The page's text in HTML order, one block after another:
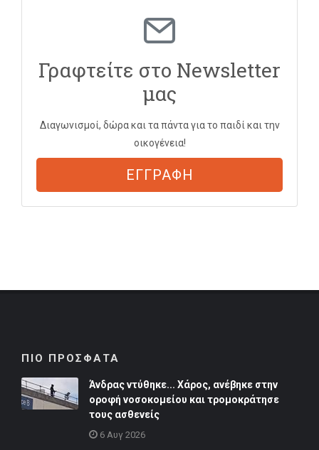
Γραφτείτε στο Newsletter
μας
Διαγωνισμοί, δώρα και τα πάντα για το παιδί και την
οικογένεια!
ΕΓΓΡΑΦΗ
ΠΙΟ ΠΡΟΣΦΑΤΑ
Άνδρας ντύθηκε... Χάρος, ανέβηκε στην
οροφή νοσοκομείου και τρομοκράτησε
τους ασθενείς
6 Αυγ 2026